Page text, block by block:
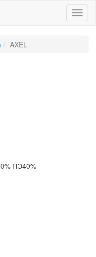
AXEL
ПЭ40%